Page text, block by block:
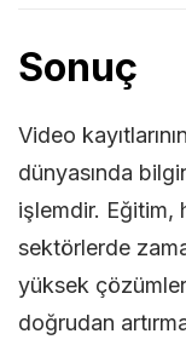
Sonuç
Video
dünyasında
işlemdir. Eğitim,
sektörlerde
yüksek
doğrudan